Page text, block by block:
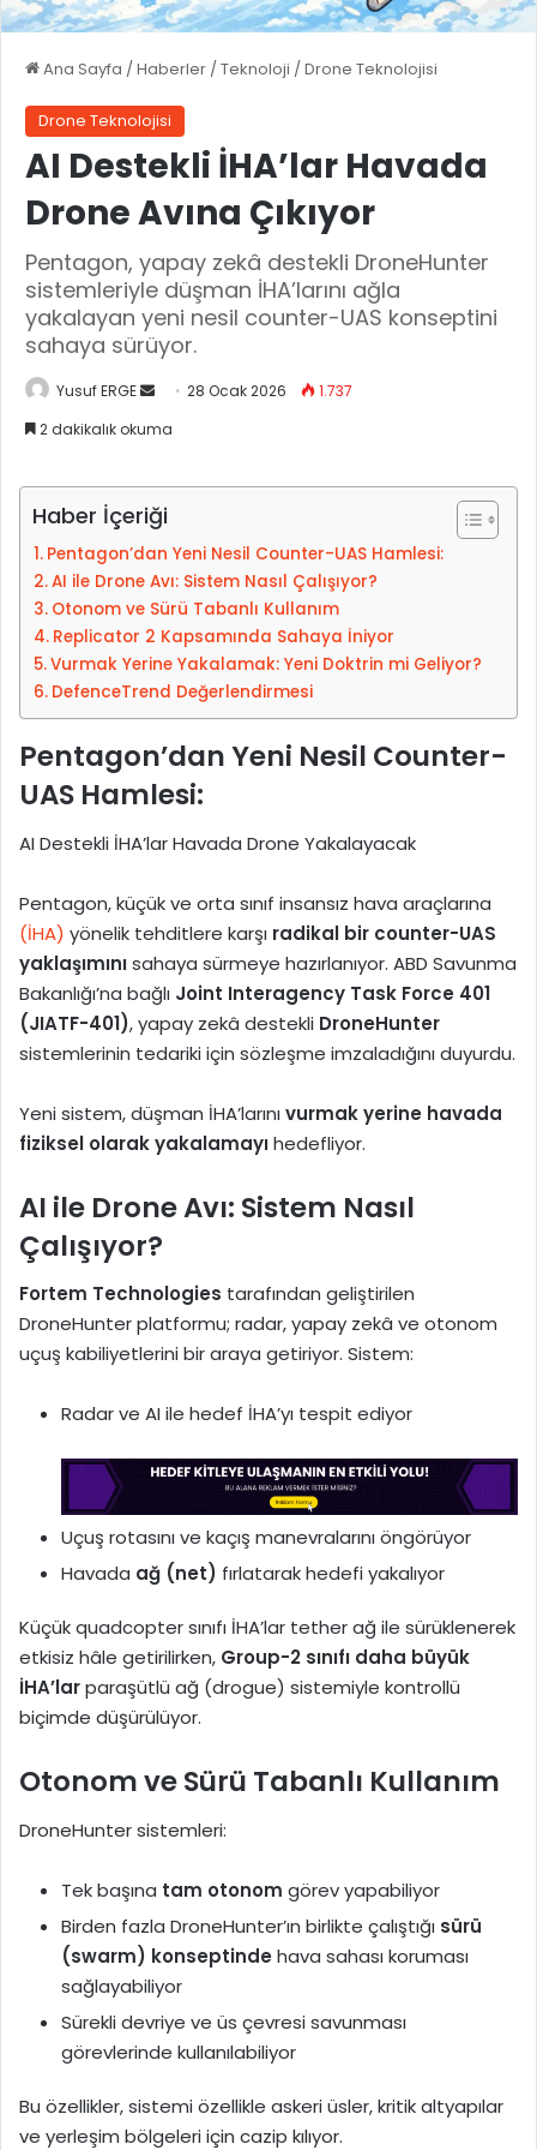
Ana Sayfa / Haberler / Teknoloji / Drone Teknolojisi
Drone Teknolojisi
AI Destekli İHA’lar Havada
Drone Avına Çıkıyor
Pentagon, yapay zekâ destekli DroneHunter
sistemleriyle düşman İHA’larını ağla
yakalayan yeni nesil counter-UAS konseptini
sahaya sürüyor.
Yusuf ERGE
-
p
o
s
t
d
e
m
k
28 Ocak 2026
1.737
2 dakikalık okuma
Haber İçeriği
Pentagon’dan Yeni Nesil Counter-UAS Hamlesi:
AI ile Drone Avı: Sistem Nasıl Çalışıyor?
Otonom ve Sürü Tabanlı Kullanım
Replicator 2 Kapsamında Sahaya İniyor
Vurmak Yerine Yakalamak: Yeni Doktrin mi Geliyor?
DefenceTrend Değerlendirmesi
Pentagon’dan Yeni Nesil Counter-
UAS Hamlesi:
AI Destekli İHA’lar Havada Drone Yakalayacak
Pentagon, küçük ve orta sınıf insansız hava araçlarına
(İHA) yönelik tehditlere karşı radikal bir counter-UAS
yaklaşımınısahaya sürmeye hazırlanıyor. ABD Savunma
Bakanlığı’na bağlı Joint Interagency Task Force 401
(JIATF-401), yapay zekâ destekli DroneHunter
sistemlerinin tedariki için sözleşme imzaladığını duyurdu.
Yeni sistem, düşman İHA’larınıvurmak yerine havada
fiziksel olarak yakalamayıhedefliyor.
AI ile Drone Avı: Sistem Nasıl
Çalışıyor?
Fortem Technologies tarafından geliştirilen
DroneHunter platformu; radar, yapay zekâ ve otonom
uçuş kabiliyetlerini bir araya getiriyor. Sistem:
Radar ve AI ile hedef İHA’yı tespit ediyor
Uçuş rotasını ve kaçış manevralarını öngörüyor
Havada ağ (net) fırlatarak hedefi yakalıyor
Küçük quadcopter sınıfı İHA’lar tether ağ ile sürüklenerek
etkisiz hâle getirilirken, Group-2 sınıfı daha büyük
İHA’larparaşütlü ağ (drogue) sistemiyle kontrollü
biçimde düşürülüyor.
Otonom ve Sürü Tabanlı Kullanım
DroneHunter sistemleri:
Tek başına tam otonom görev yapabiliyor
Birden fazla DroneHunter’ın birlikte çalıştığı sürü
(swarm) konseptindehava sahası koruması
sağlayabiliyor
Sürekli devriye ve üs çevresi savunması
görevlerinde kullanılabiliyor
Bu özellikler, sistemi özellikle askeri üsler, kritik altyapılar
ve yerleşim bölgeleri için cazip kılıyor.